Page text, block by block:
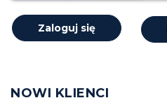
Zaloguj się
NOWI KLIENCI